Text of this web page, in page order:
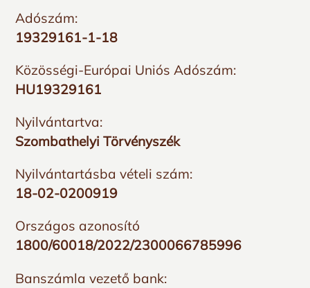
Adószám:
19329161-1-18
Közösségi-Európai Uniós Adószám:
HU19329161
Nyilvántartva:
Szombathelyi Törvényszék
Nyilvántartásba vételi szám:
18-02-0200919
Országos azonosító
1800/60018/2022/2300066785996
Banszámla vezető bank: